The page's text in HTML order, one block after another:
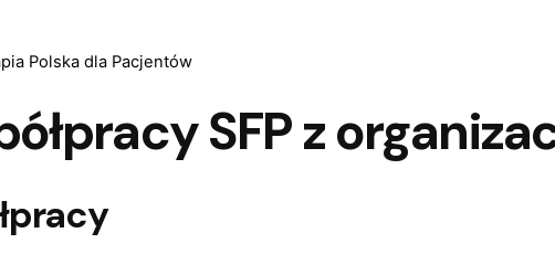
Polska dla Pacjentów
SFP z